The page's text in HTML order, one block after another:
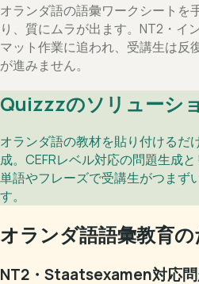
オランダ語の語彙ワークシートを
り、質にムラが出ます。NT2・イ
マット作業に追われ、受講生は反
が進みません。
Quizzzのソリューシ
オランダ語の教材を貼り付けるだ
成。CEFRレベル対応の問題生成
単語やフレーズで受講生がつまず
す。
オランダ語語彙教育
NT2・Staatsexamen対応